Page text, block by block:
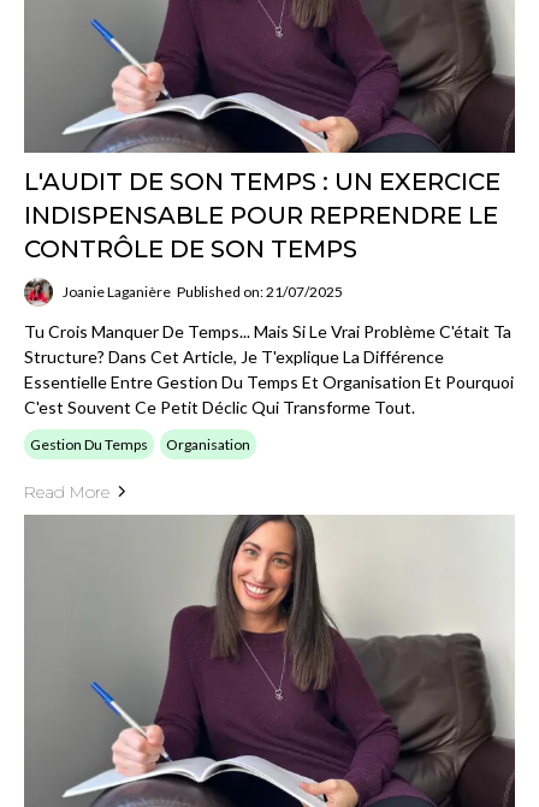
L'AUDIT DE SON TEMPS : UN EXERCICE
INDISPENSABLE POUR REPRENDRE LE
CONTRÔLE DE SON TEMPS
Joanie Laganière Published on: 21/07/2025
Tu Crois Manquer De Temps... Mais Si Le Vrai Problème C'était Ta
Structure? Dans Cet Article, Je T'explique La Différence
Essentielle Entre Gestion Du Temps Et Organisation Et Pourquoi
C'est Souvent Ce Petit Déclic Qui Transforme Tout.
Gestion Du Temps Organisation
Read More